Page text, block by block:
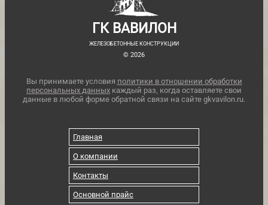
ГК ВАВИЛОН
ЖЕЛЕЗОБЕТОННЫЕ КОНСТРУКЦИИ
© 2026
Вы принимаете условия политики в отношении обработки
персональных данных каждый раз, когда оставляете свои
данные в любой форме обратной связи на сайте gkvavilon.ru.
Главная
О компании
Контакты
Основной прайс